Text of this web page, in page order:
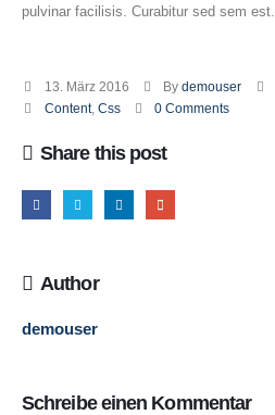
pulvinar facilisis. Curabitur sed sem est.
13. März 2016 By demouser
Content, Css 0 Comments
Share this post
Author
demouser
Schreibe einen Kommentar